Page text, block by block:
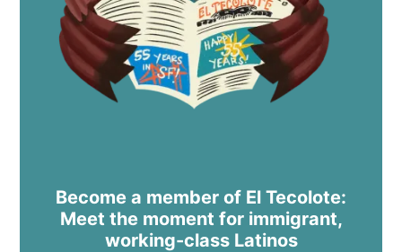
Become a member of El Tecolote:
Meet the moment for immigrant,
working-class Latinos